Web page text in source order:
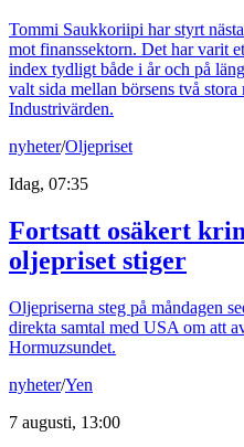
Tommi Saukkoriipi har styrt
mot finanssektorn. Det har varit
index tydligt både i år och på
valt sida mellan börsens två
Industrivärden.
nyheter/Oljepriset
Idag, 07:35
Fortsatt osäkert
oljepriset stiger
Oljepriserna steg på måndagen
direkta samtal med USA om att
Hormuzsundet.
nyheter/Yen
7 augusti, 13:00